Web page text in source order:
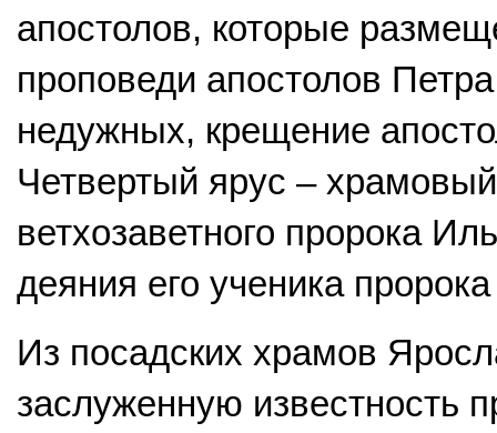
апостолов, которые
проповеди апостолов
недужных, крещение
Четвертый ярус –
ветхозаветного пророка
деяния его ученика
Из посадских храмов
заслуженную известность